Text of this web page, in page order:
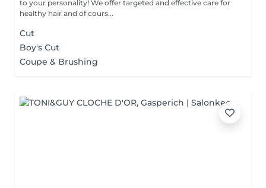
to your personality! We offer targeted and effective care for
healthy hair and of cours...
Cut
Boy's Cut
Coupe & Brushing